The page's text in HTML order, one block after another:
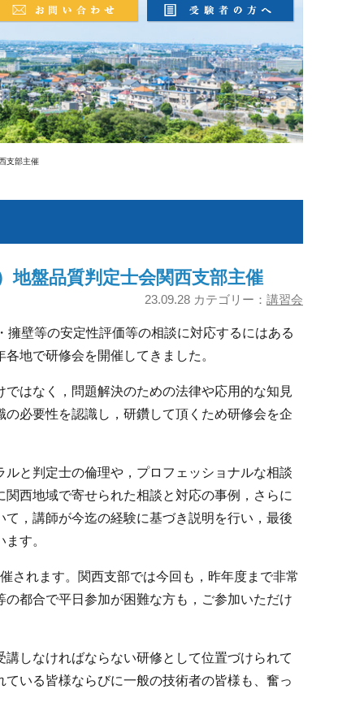
支部主催
地盤品質判定士会関西支部主催
23.09.28 カテゴリー： 講習会
壁等の安定性評価等の相談に対応するにはある
地で研修会を開催してきました。
はなく，問題解決のための法律や応用的な知見
必要性を認識し，研鑽して頂くため研修会を企
と判定士の倫理や，プロフェッショナルな相談
西地域で寄せられた相談と対応の事例，さらに
，講師が今迄の経験に基づき説明を行い，最後
す。
されます。関西支部では今回も，昨年度まで非常
都合で平日参加が困難な方も，ご参加いただけ
しなければならない研修として位置づけられて
いる皆様ならびに一般の技術者の皆様も、奮っ